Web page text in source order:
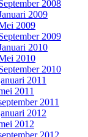
2008
2009
2009
2009
2010
2010
2010
2011
2011
2011
2012
2012